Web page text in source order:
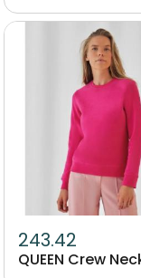
Image
243.42
QUEEN Crew